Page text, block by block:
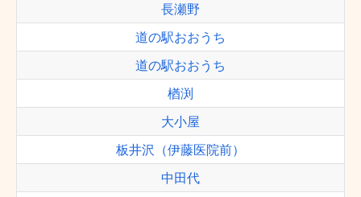
長瀬野
道の駅おおうち
道の駅おおうち
楢渕
大小屋
板井沢（伊藤医院前）
中田代